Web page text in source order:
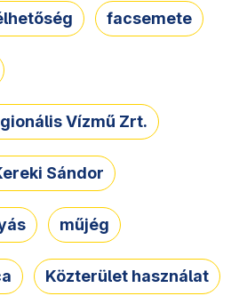
facsemete
Vízmű Zrt.
Sándor
műjég
Közterület használat